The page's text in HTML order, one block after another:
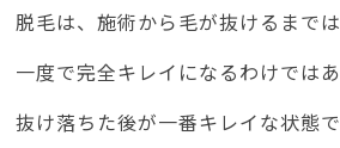
脱毛は、施術から毛が抜けるまで
一度で完全キレイになるわけではあ
抜け落ちた後が一番キレイな状態で